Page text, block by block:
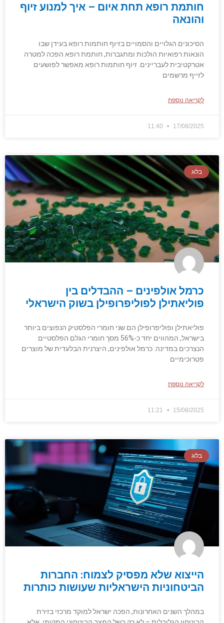
חותמת רופא תחת איום – איך למנוע זיוף
והונאה
הסיכונים הגלויים והסמויים בזיוף חותמות רופא בעידן שבו
הונאות רפואיות הולכות ומתגברות, חותמת רופא הפכה למטרה
אטרקטיבית לעבריינים. זיוף חותמות רופא מאפשר לפושעים
לזייף מרשמים
לקריאה נוספת
17/08/2025
בלוג
כרמל אולפינים – ההבדלים בין
פוליאתילן לפוליפרופילן בשוק הישראלי
פוליאתילן ופוליפרופילן הם שני חומרי הפלסטיק הנפוצים ביותר
בישראל, המהווים יחד כ-56% מסך חומרי הגלם הפלסטיים
הנצרכים במדינה. כרמל אולפינים, היצרנית הבלעדית של מוצרים
פטרוכימיים
לקריאה נוספת
15/08/2025
בלוג
הייצוא שלא מפסיק לצמוח: החברות
הביטחוניות הישראליות שעושות כותרות
במהלך השנים האחרונות, הפכה ישראל למוקד מרכזי בזירת